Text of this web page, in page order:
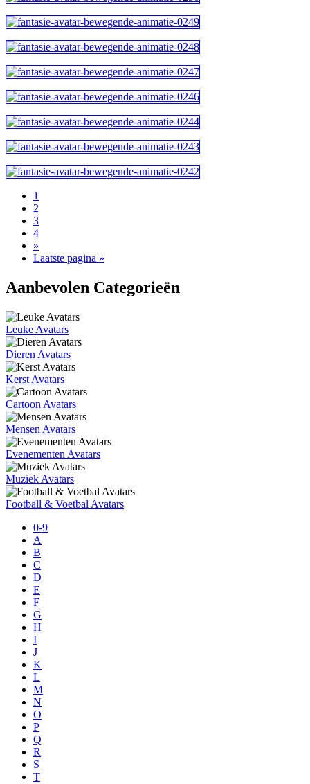
1
2
3
4
»
Laatste pagina »
Aanbevolen Categorieën
Leuke Avatars
Dieren Avatars
Kerst Avatars
Cartoon Avatars
Mensen Avatars
Evenementen Avatars
Muziek Avatars
Football & Voetbal Avatars
0-9
A
B
C
D
E
F
G
H
I
J
K
L
M
N
O
P
Q
R
S
T